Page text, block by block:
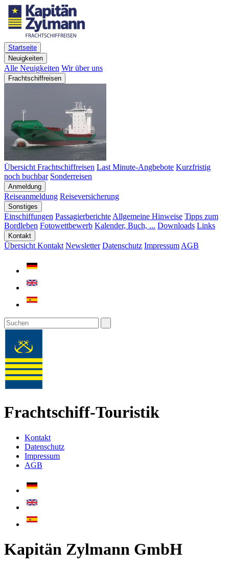
Startseite
Neuigkeiten
Alle Neuigkeiten Wir über uns
Frachtschiffreisen
Übersicht Frachtschiffreisen Last Minute-Angbebote Kurzfristig
noch buchbar Sonderreisen
Anmeldung
Reiseanmeldung Reiseversicherung
Sonstiges
Einschiffungen Passagierberichte Allgemeine Hinweise Tipps zum
Bordleben Fotowettbewerb Kalender, Buch, ... Downloads Links
Kontakt
Übersicht Kontakt Newsletter Datenschutz Impressum AGB
Frachtschiff-Touristik
Kontakt
Datenschutz
Impressum
AGB
Kapitän Zylmann GmbH